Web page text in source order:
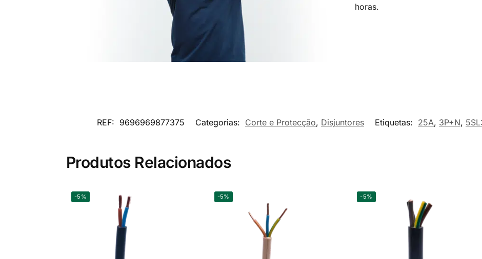
horas.
REF: 9696969877375 Categorias: Corte e Protecção, Disjuntores Etiquetas: 25A, 3P+N,
Produtos Relacionados
-5% -5% -5%